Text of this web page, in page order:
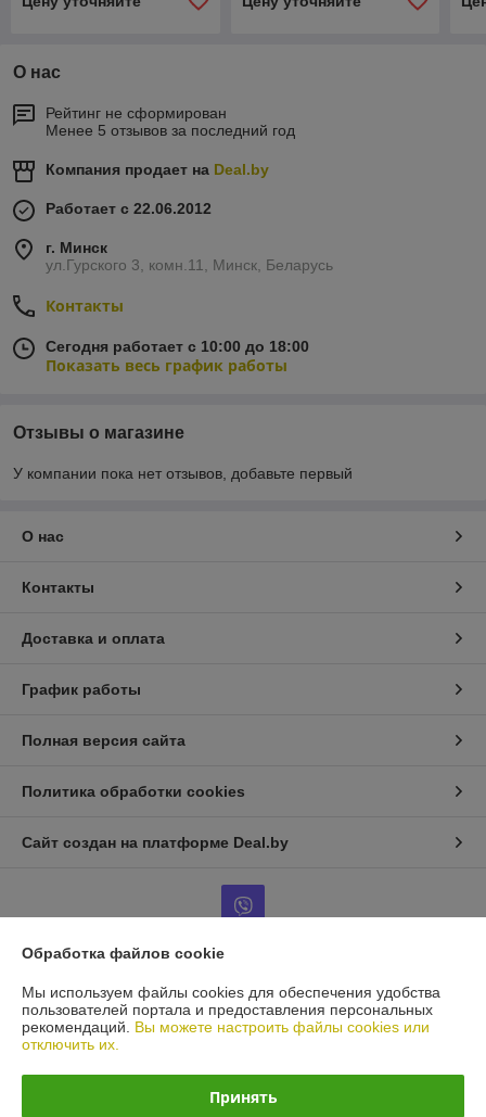
914
О нас
Рейтинг не сформирован
Менее 5 отзывов за последний год
Компания продает на Deal.by
Работает с 22.06.2012
г. Минск
ул.Гурского 3, комн.11, Минск, Беларусь
Контакты
Сегодня работает с 10:00 до 18:00
Показать весь график работы
Отзывы о магазине
У компании пока нет отзывов, добавьте первый
О нас
Контакты
Доставка и оплата
График работы
Полная версия сайта
Политика обработки cookies
Сайт создан на платформе Deal.by
Информация для покупателя
Юридическое лицо:Частное предприятие "АйДаниль компани"
220025, Республика Беларусь, г. Минск, ул. Космонавтов, 5/1 оф.18
Регистрационный номер ЕГР: 191574077
Обработка файлов cookie
Мы используем файлы cookies для обеспечения удобства
пользователей портала и предоставления персональных
рекомендаций. Вы можете настроить файлы cookies или
отключить их.
Принять